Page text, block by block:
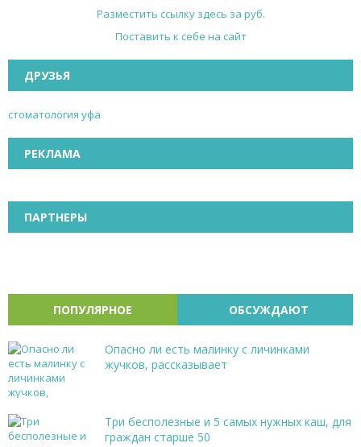
Разместить ссылку здесь за руб.
Поставить к себе на сайт
ДРУЗЬЯ
стоматология уфа
РЕКЛАМА
ПАРТНЕРЫ
ПОПУЛЯРНОЕ ОБСУЖДАЮТ
Опасно ли есть малинку с личинками
жучков, рассказывает
Три бесполезные и 5 самых нужных каш, для
граждан старше 50